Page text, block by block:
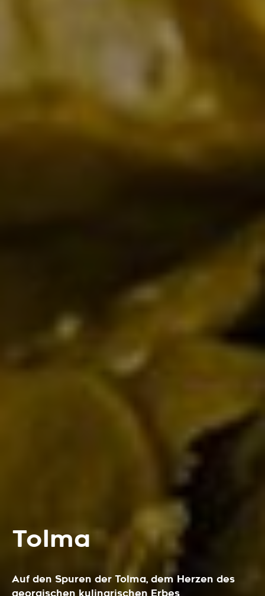
Tolma
Auf den Spuren der Tolma, dem Herzen des
georgischen kulinarischen Erbes